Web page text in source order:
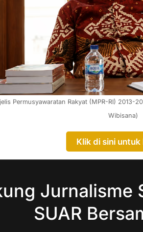
Permusyawaratan Rakyat (MPR-RI) 2013-
Wibisana)
Klik di sini
Jurnalisme
SUAR